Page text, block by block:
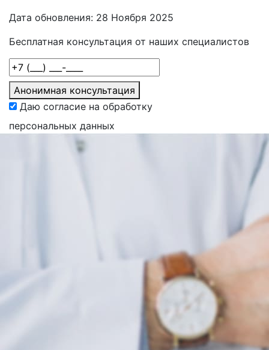
Дата обновления: 28 Ноября 2025
Бесплатная консультация от наших специалистов
Анонимная консультация
Даю согласие на обработку
персональных данных